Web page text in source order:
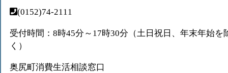
(0152)74-2111
受付時間：8時45分～17時30分（土日祝日、年末年始を
く）
奥尻町消費生活相談窓口